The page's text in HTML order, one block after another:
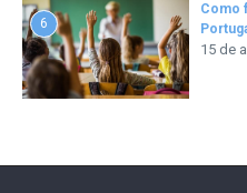
6
Como
15 de